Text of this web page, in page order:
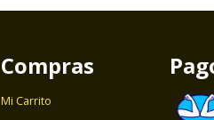
Compras
Mi Carrito